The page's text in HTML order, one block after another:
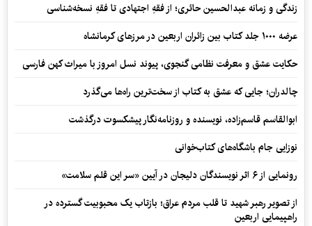
زندگی و زمانه عبدالحسین حائری؛ از فقهِ اجتهادی تا فقهِ نسخه‌شناسی
عرضه ۱۰۰۰ جلد کتاب بین زائران اربعین در مرزهای کرمانشاه
حکایت عشق و معرفت نظامی گنجوی، پیوند نسل امروز با میراث کهن فارسی
چالدران؛ جایی که عشق به کتاب از سخت‌ترین راه‌ها می‌گذرد
ابوالقاسم قاسم‌زاده، نویسنده و روزنامه‌نگار پیشکسوت درگذشت
نوزایی جام باشگاه‌های کتاب‌خوانی
رونمایی از ۶ اثر نویسندگان دلیجان در آیین «سر این قلم سلامت»
از تصویر رهبر شهید تا قلب مردم عراق؛ بازتاب یک محبوبیت گسترده در
راهپیمایی اربعین